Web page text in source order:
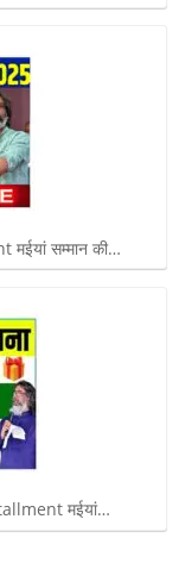
सम्मान की…
मईयां…